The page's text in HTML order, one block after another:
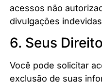
acessos não
divulgações
6. Seus
Você pode solicitar
exclusão de suas